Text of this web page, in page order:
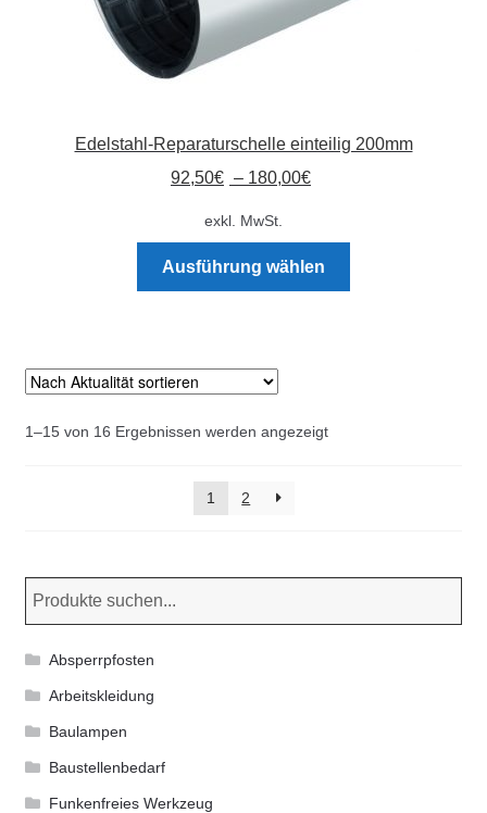
Edelstahl-Reparaturschelle einteilig 200mm
92,50€ – 180,00€
exkl. MwSt.
Ausführung wählen
gewählt
1–15 von 16 Ergebnissen werden angezeigtNach
1
2
Absperrpfosten
Arbeitskleidung
Baulampen
Baustellenbedarf
Funkenfreies Werkzeug